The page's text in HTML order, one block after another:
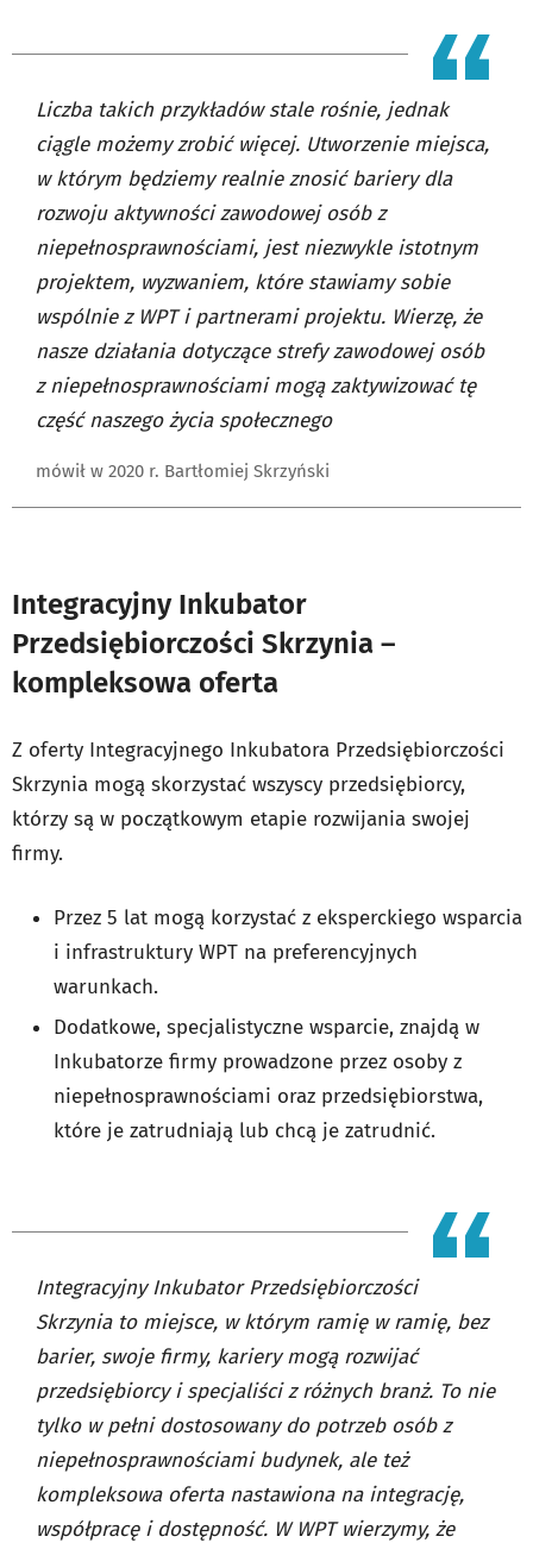
Liczba takich przykładów stale rośnie, jednak
ciągle możemy zrobić więcej. Utworzenie miejsca,
w którym będziemy realnie znosić bariery dla
rozwoju aktywności zawodowej osób z
niepełnosprawnościami, jest niezwykle istotnym
projektem, wyzwaniem, które stawiamy sobie
wspólnie z WPT i partnerami projektu. Wierzę, że
nasze działania dotyczące strefy zawodowej osób
z niepełnosprawnościami mogą zaktywizować tę
część naszego życia społecznego
mówił w 2020 r. Bartłomiej Skrzyński
Integracyjny Inkubator
Przedsiębiorczości Skrzynia –
kompleksowa oferta
Z oferty Integracyjnego Inkubatora Przedsiębiorczości
Skrzynia mogą skorzystać wszyscy przedsiębiorcy,
którzy są w początkowym etapie rozwijania swojej
firmy.
Przez 5 lat mogą korzystać z eksperckiego wsparcia
i infrastruktury WPT na preferencyjnych
warunkach.
Dodatkowe, specjalistyczne wsparcie, znajdą w
Inkubatorze firmy prowadzone przez osoby z
niepełnosprawnościami oraz przedsiębiorstwa,
które je zatrudniają lub chcą je zatrudnić.
Integracyjny Inkubator Przedsiębiorczości
Skrzynia to miejsce, w którym ramię w ramię, bez
barier, swoje firmy, kariery mogą rozwijać
przedsiębiorcy i specjaliści z różnych branż. To nie
tylko w pełni dostosowany do potrzeb osób z
niepełnosprawnościami budynek, ale też
kompleksowa oferta nastawiona na integrację,
współpracę i dostępność. W WPT wierzymy, że